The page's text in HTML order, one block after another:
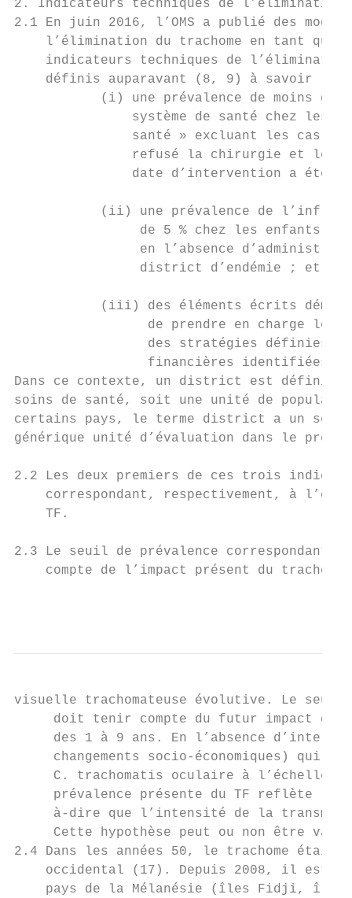
2. Indicateurs techniques de l’élimination
2.1 En juin 2016, l’OMS a publié des
l’élimination du trachome en tant que
indicateurs techniques de
    définis auparavant (8, 9) à savoir :
(i) une prévalence de moins de
système de santé chez les
santé » excluant les cas
refusé la chirurgie et les
date d’intervention a été
(ii) une prévalence de
de 5 % chez les enfants
en l’absence
                district d’endémie ; et
(iii) des éléments écrits
de prendre en charge les
des stratégies définies
financières identifiées
Dans ce contexte, un district est défini
soins de santé, soit une unité de
certains pays, le terme district a un
générique unité d’évaluation dans le
2.2 Les deux premiers de ces trois
correspondant, respectivement, à
    TF.
2.3 Le seuil de prévalence
compte de l’impact présent du
visuelle trachomateuse évolutive. Le seuil
doit tenir compte du futur impact du
des 1 à 9 ans. En l’absence
changements socio-économiques) qui
C. trachomatis oculaire à l’échelle
prévalence présente du TF reflète la
à-dire que l’intensité de la
Cette hypothèse peut ou non être
2.4 Dans les années 50, le trachome était
occidental (17). Depuis 2008, il est
pays de la Mélanésie (îles Fidji,